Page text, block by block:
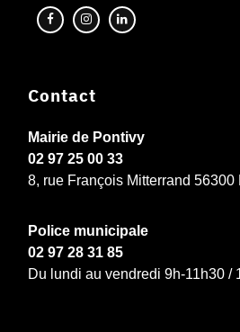
Contact
Mairie de Pontivy
02 97 25 00 33
8, rue François Mitterrand 56300
Police municipale
02 97 28 31 85
Du lundi au vendredi 9h-11h30 /